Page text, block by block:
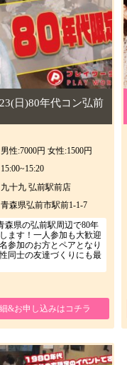
日)80年代コン弘前
男性:7000円 女性:1500円
15:00~15:20
九十九 弘前駅前店
青森県弘前市駅前1-1-7
森県の弘前駅周辺で80年
ます！一人参加も大歓迎
参加のお方とペアとなり
同士の友達づくりにも最
&お申し込みはコチラ